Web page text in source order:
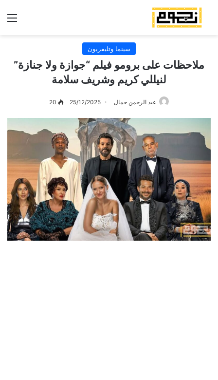
سينما وتليفزيون
ملاحظات على برومو فيلم “جوازة ولا جنازة”
لنيللي كريم وشريف سلامة
عبد الرحمن جمال 25/12/2025
20